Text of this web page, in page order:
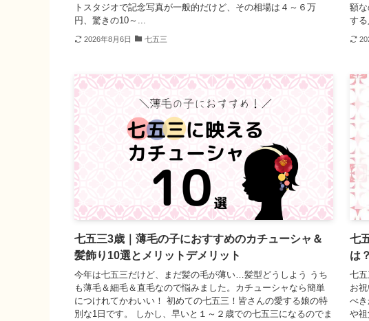
トスタジオで記念写真が一般的だけど、その相場は４～６万
円、驚きの10～...
2026年8月6日 七五三
額
す
七五三3歳｜薄毛の子におすすめのカチューシャ＆
髪飾り10選とメリットデメリット
今年は七五三だけど、まだ髪の毛が薄い…髪型どうしよう うち
も薄毛＆細毛＆直毛なので悩みました。カチューシャなら簡単
につけれてかわいい！ 初めての七五三！皆さんの愛する娘の特
別な1日です。 しかし、早いと１～２歳での七五三になるのでま
七
は
七
お
べ
や